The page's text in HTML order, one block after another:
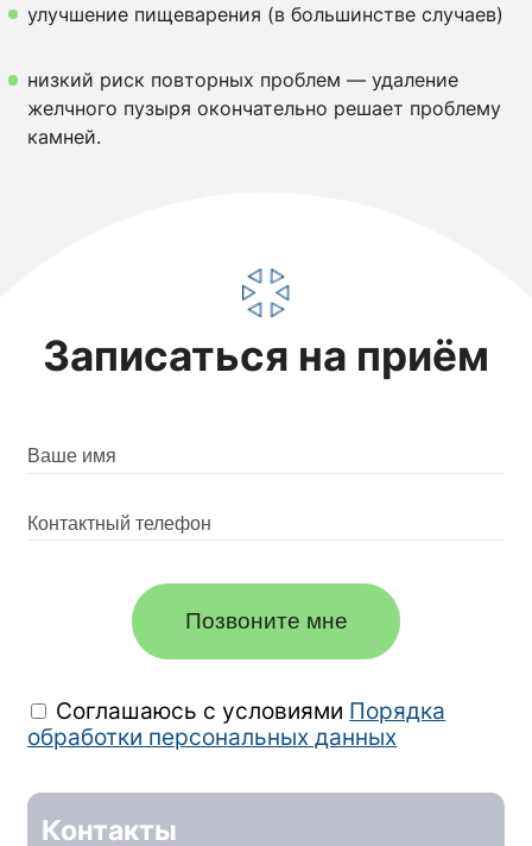
улучшение пищеварения (в большинстве случаев)
низкий риск повторных проблем — удаление
желчного пузыря окончательно решает проблему
камней.
Записаться на приём
Позвоните мне
Соглашаюсь с условиями Порядка
обработки персональных данных
Контакты